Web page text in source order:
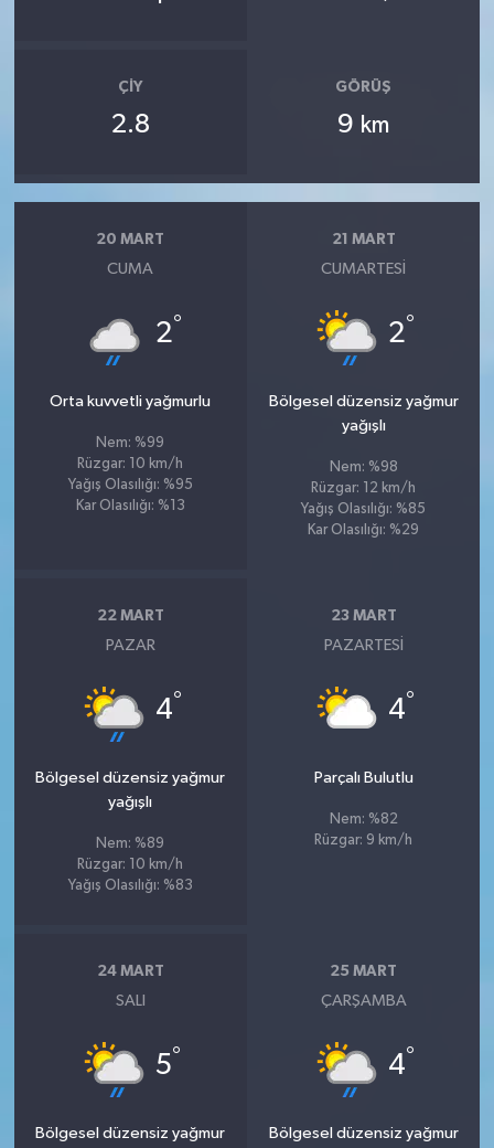
ÇIY
2.8
GÖRÜŞ
9 km
20 MART
CUMA
2°
Orta kuvvetli yağmurlu
Nem: %99
Rüzgar: 10 km/h
Yağış Olasılığı: %95
Kar Olasılığı: %13
21 MART
CUMARTESI
2°
Bölgesel düzensiz yağmur
yağışlı
Nem: %98
Rüzgar: 12 km/h
Yağış Olasılığı: %85
Kar Olasılığı: %29
22 MART
PAZAR
4°
Bölgesel düzensiz yağmur
yağışlı
Nem: %89
Rüzgar: 10 km/h
Yağış Olasılığı: %83
23 MART
PAZARTESI
4°
Parçalı Bulutlu
Nem: %82
Rüzgar: 9 km/h
24 MART
SALI
5°
Bölgesel düzensiz yağmur
25 MART
ÇARŞAMBA
4°
Bölgesel düzensiz yağmur